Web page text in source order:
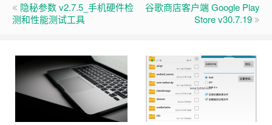
隐秘参数 v2.7.5_手机硬件检
测和性能测试工具
谷歌商店客户端 Google Play
Store v30.7.19